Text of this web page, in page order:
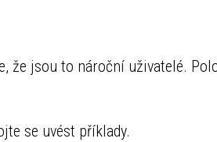
že jsou to nároční uživatelé.
se uvést příklady.